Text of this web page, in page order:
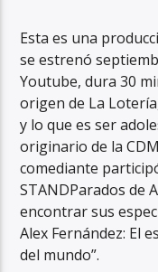
Esta es una
se estrenó
Youtube, dura 30
origen de La
y lo que es ser
originario de la
comediante
STANDParados de
encontrar sus
Alex Fernández: El
del mundo”.